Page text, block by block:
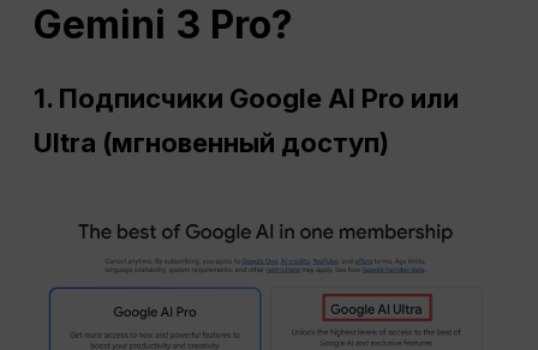
Gemini 3 Pro?
1. Подписчики Google AI Pro или
Ultra (мгновенный доступ)